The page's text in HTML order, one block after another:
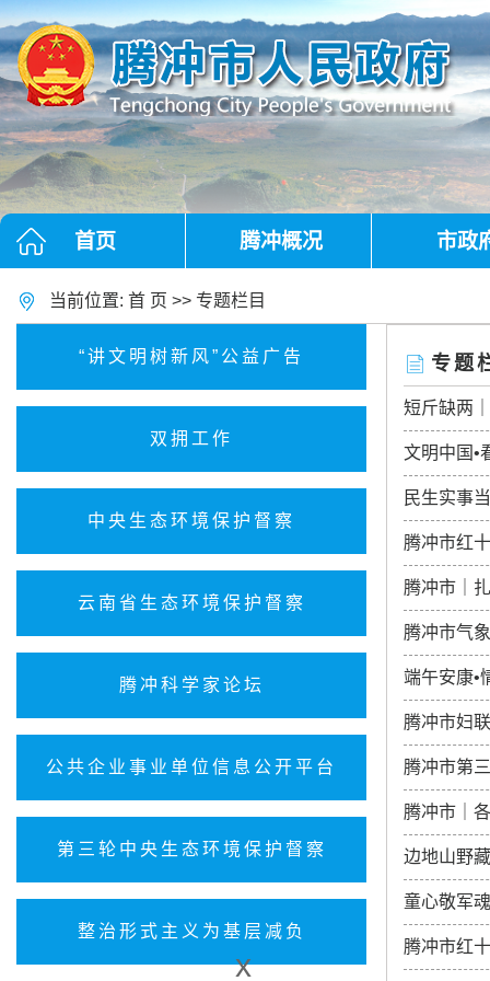
x
首页 腾冲概况 市政
当前位置: 首 页 >> 专题栏目
专题
短斤缺两
文明中国•
民生实事
腾冲市红
腾冲市｜
腾冲市气
端午安康•
腾冲市妇
腾冲市第
腾冲市｜
边地山野
童心敬军
腾冲市红
“讲文明树新风”公益广告
双拥工作
中央生态环境保护督察
云南省生态环境保护督察
腾冲科学家论坛
公共企业事业单位信息公开平台
第三轮中央生态环境保护督察
整治形式主义为基层减负